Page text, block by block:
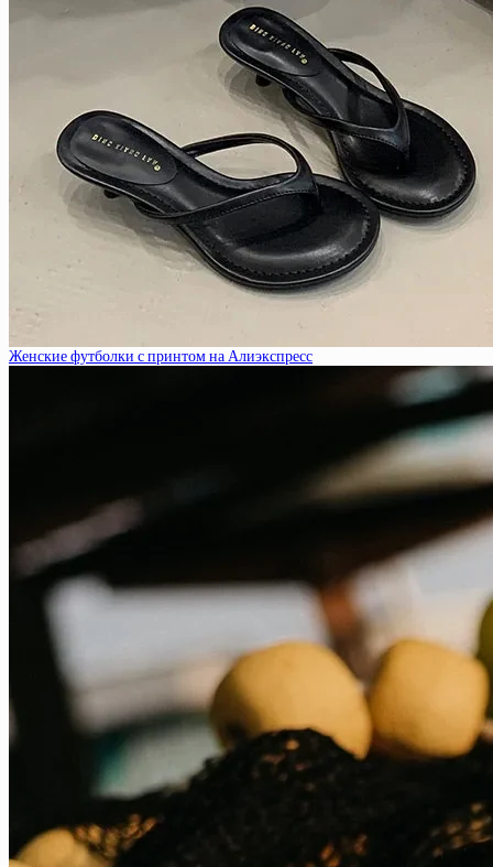
Женские футболки с принтом на Алиэкспресс